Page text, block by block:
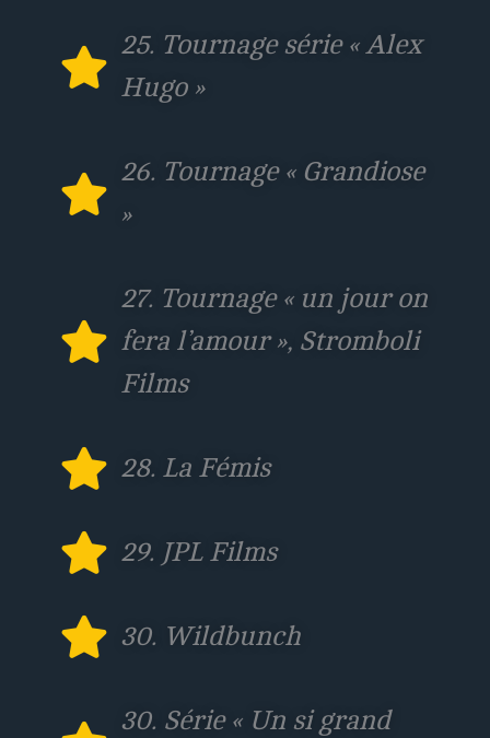
25. Tournage série « Alex
Hugo »
26. Tournage « Grandiose
»
27. Tournage « un jour on
fera l’amour », Stromboli
Films
28. La Fémis
29. JPL Films
30. Wildbunch
30. Série « Un si grand